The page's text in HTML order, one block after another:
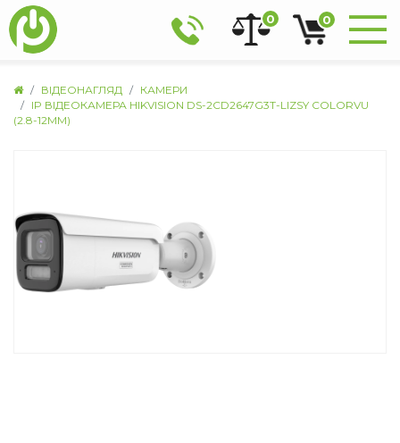
0 0
ВІДЕОНАГЛЯД
КАМЕРИ
IP ВІДЕОКАМЕРА HIKVISION DS-2CD2647G3T-LIZSY COLORVU
(2.8-12ММ)